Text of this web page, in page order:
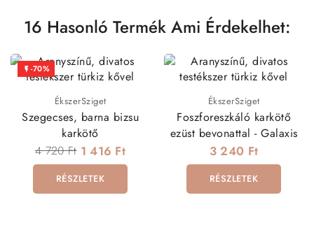
16 Hasonló Termék Ami Érdekelhet:
 -70%
ÉkszerSziget
Szegecses, barna bizsu
karkötő
4 720 Ft 1 416 Ft
RÉSZLETEK
ÉkszerSziget
Foszforeszkáló karkötő
ezüst bevonattal - Galaxis
3 240 Ft
RÉSZLETEK